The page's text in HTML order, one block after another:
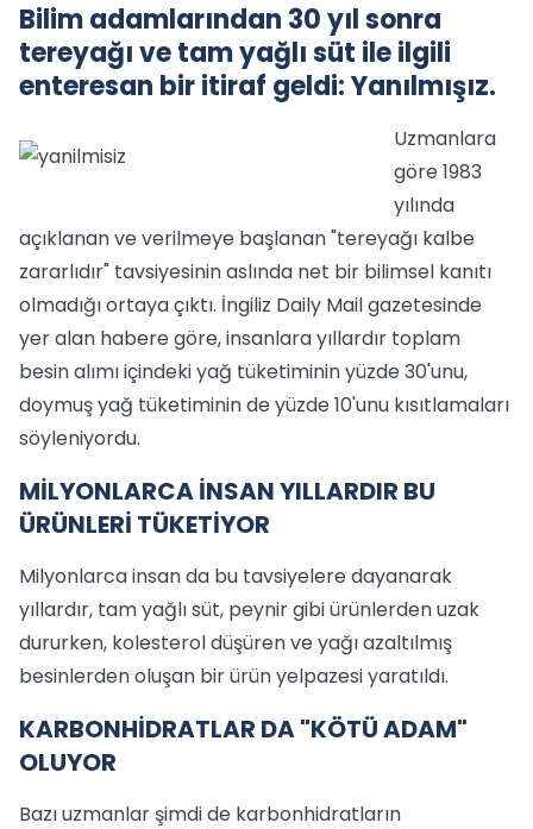
Bilim adamlarından 30 yıl sonra
tereyağı ve tam yağlı süt ile ilgili
enteresan bir itiraf geldi: Yanılmışız.
Uzmanlara
göre 1983
yılında
açıklanan ve verilmeye başlanan "tereyağı kalbe
zararlıdır" tavsiyesinin aslında net bir bilimsel kanıtı
olmadığı ortaya çıktı. İngiliz Daily Mail gazetesinde
yer alan habere göre, insanlara yıllardır toplam
besin alımı içindeki yağ tüketiminin yüzde 30'unu,
doymuş yağ tüketiminin de yüzde 10'unu kısıtlamaları
söyleniyordu.
MİLYONLARCA İNSAN YILLARDIR BU
ÜRÜNLERİ TÜKETİYOR
Milyonlarca insan da bu tavsiyelere dayanarak
yıllardır, tam yağlı süt, peynir gibi ürünlerden uzak
dururken, kolesterol düşüren ve yağı azaltılmış
besinlerden oluşan bir ürün yelpazesi yaratıldı.
KARBONHİDRATLAR DA "KÖTÜ ADAM"
OLUYOR
Bazı uzmanlar şimdi de karbonhidratların